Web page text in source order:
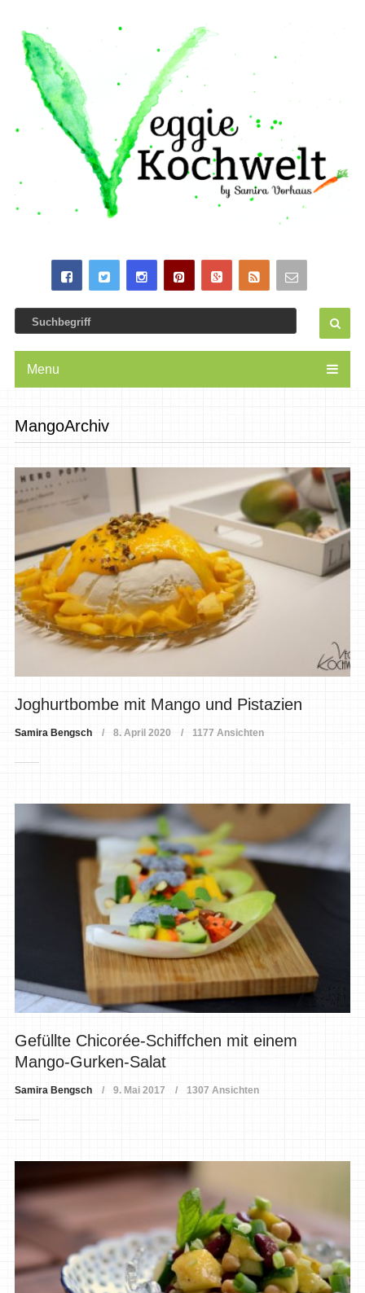
Menu
MangoArchiv
Joghurtbombe mit Mango und Pistazien
Samira Bengsch 8. April 2020 1177 Ansichten
Gefüllte Chicorée-Schiffchen mit einem
Mango-Gurken-Salat
Samira Bengsch 9. Mai 2017 1307 Ansichten